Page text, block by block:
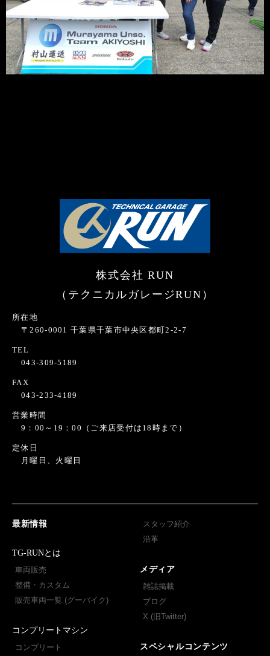
株式会社 RUN
（テクニカルガレージRUN）
所在地
〒260-0001 千葉県千葉市中央区都町2-2-7
TEL
043-309-5189
FAX
043-233-4189
営業時間
9：00～19：00（ご来店受付は18時まで）
定休日
月曜日、火曜日
最新情報
TG-RUNとは
車両販売
整備・カスタム
販売車両一覧 (グーバイク)
コンプリートマシン
コンプリート
スタッフ紹介
沿革
メディア
雑誌掲載
ブログ
X (旧Twitter)
スペシャルコンテンツ